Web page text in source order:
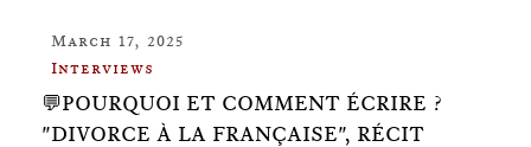
March 17, 2025
Interviews
💬POURQUOI ET COMMENT ÉCRIRE ?
"DIVORCE À LA FRANÇAISE", RÉCIT